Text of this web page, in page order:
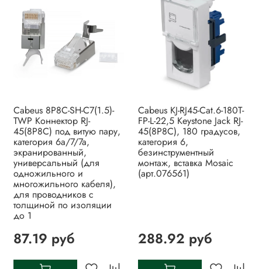
Cabeus 8P8C-SH-C7(1.5)-
TWP Коннектор RJ-
45(8P8C) под витую пару,
категория 6a/7/7a,
экранированный,
универсальный (для
одножильного и
многожильного кабеля),
для проводников с
толщиной по изоляции
до 1
87.19 руб
Cabeus KJ-RJ45-Cat.6-180T-
FP-L-22,5 Keystone Jack RJ-
45(8P8C), 180 градусов,
категория 6,
безинструментный
монтаж, вставка Mosaic
(арт.076561)
288.92 руб